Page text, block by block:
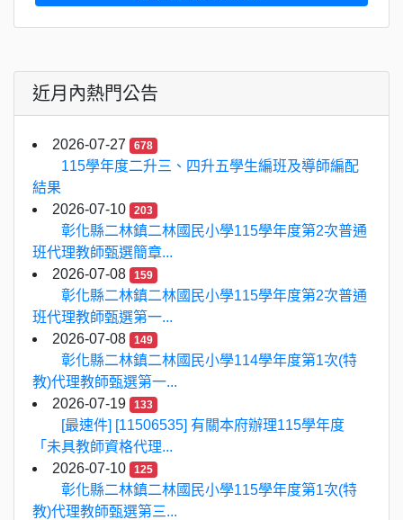
近月內熱門公告
2026-07-27 678
115學年度二升三、四升五學生編班及導師編配
結果
2026-07-10
203
彰化縣二林鎮二林國民小學115學年度第2次普通
班代理教師甄選簡章...
2026-07-08
159
彰化縣二林鎮二林國民小學115學年度第2次普通
班代理教師甄選第一...
2026-07-08
149
彰化縣二林鎮二林國民小學114學年度第1次(特
教)代理教師甄選第一...
2026-07-19
133
[最速件] [11506535] 有關本府辦理115學年度
「未具教師資格代理...
2026-07-10
125
彰化縣二林鎮二林國民小學115學年度第1次(特
教)代理教師甄選第三...